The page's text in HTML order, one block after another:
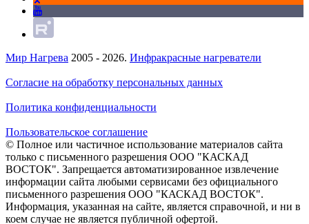
Мир Нагрева 2005 - 2026. Инфракрасные нагреватели
Согласие на обработку персональных данных
Политика конфиденциальности
Пользовательское соглашение
© Полное или частичное использование материалов сайта
только с письменного разрешения ООО "КАСКАД
ВОСТОК". Запрещается автоматизированное извлечение
информации сайта любыми сервисами без официального
письменного разрешения ООО "КАСКАД ВОСТОК".
Информация, указанная на сайте, является справочной, и ни в
коем случае не является публичной офертой.